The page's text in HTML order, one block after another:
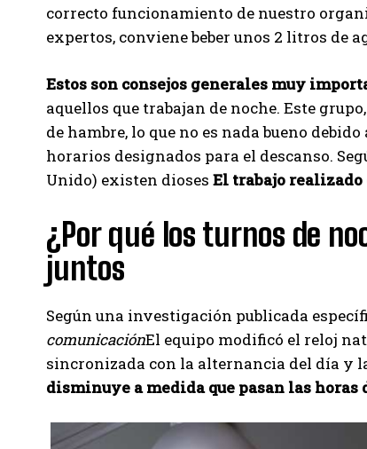
correcto funcionamiento de nuestro
expertos, conviene beber unos 2 litros de
Estos son consejos generales muy
aquellos que trabajan de noche. Este
de hambre, lo que no es nada bueno
horarios designados para el descanso.
Unido) existen dioses El trabajo
¿Por qué los turnos de
juntos
Según una investigación publicada
comunicaciónEl equipo modificó el reloj
sincronizada con la alternancia del día y
disminuye a medida que pasan las horas